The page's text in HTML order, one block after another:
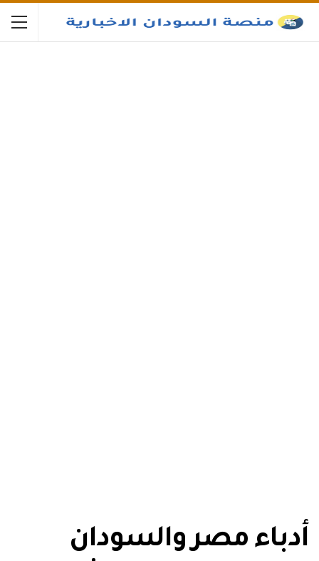
أدباء مصر والسودان